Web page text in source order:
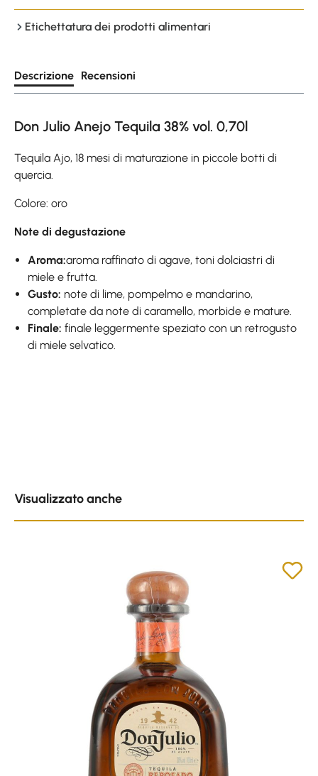
Etichettatura dei prodotti alimentari
Descrizione Recensioni
Don Julio Anejo Tequila 38% vol. 0,70l
Tequila Ajo, 18 mesi di maturazione in piccole botti di
quercia.
Colore: oro
Note di degustazione
Aroma:aroma raffinato di agave, toni dolciastri di
miele e frutta.
Gusto: note di lime, pompelmo e mandarino,
completate da note di caramello, morbide e mature.
Finale: finale leggermente speziato con un retrogusto
di miele selvatico.
Visualizzato anche